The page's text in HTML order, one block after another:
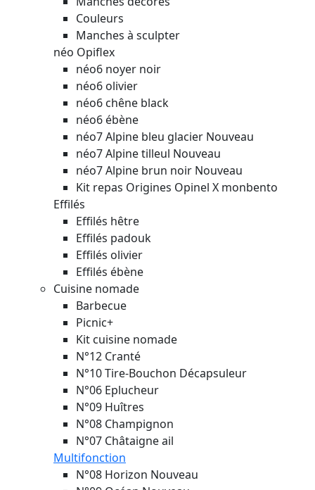
Couleurs
Manches à sculpter
néo Opiflex
néo6 noyer noir
néo6 olivier
néo6 chêne black
néo6 ébène
néo7 Alpine bleu glacier Nouveau
néo7 Alpine tilleul Nouveau
néo7 Alpine brun noir Nouveau
Kit repas Origines Opinel X monbento
Effilés
Effilés hêtre
Effilés padouk
Effilés olivier
Effilés ébène
Cuisine nomade
Barbecue
Picnic+
Kit cuisine nomade
N°12 Cranté
N°10 Tire-Bouchon Décapsuleur
N°06 Eplucheur
N°09 Huîtres
N°08 Champignon
N°07 Châtaigne ail
Multifonction
N°08 Horizon Nouveau